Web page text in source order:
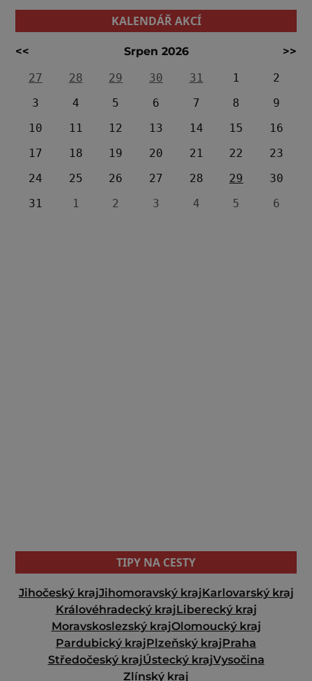
KALENDÁŘ AKCÍ
<< Srpen 2026
>>
27
28 29 30 31 1
2
3
4 5 6 7 8
9
10
11 12 13 14 15
16
17
18 19 20 21 22
23
24
25 26 27 28 29
30
31
1 2 3 4 5 6
TIPY NA CESTY
Jihočeský krajJihomoravský krajKarlovarský kraj
Královéhradecký krajLiberecký kraj
Moravskoslezský krajOlomoucký kraj
Pardubický krajPlzeňský krajPraha
Středočeský krajÚstecký krajVysočina
Zlínský kraj